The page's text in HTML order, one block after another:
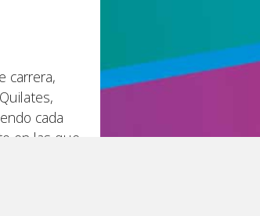
carrera,
cada
en las que